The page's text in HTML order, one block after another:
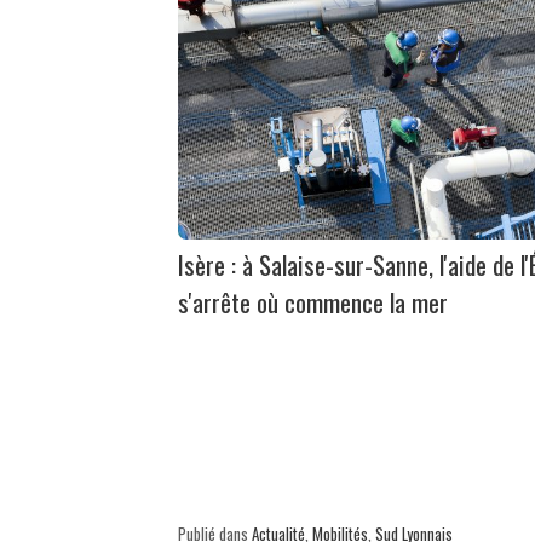
Isère : à Salaise-sur-Sanne, l'aide de
s'arrête où commence la mer
Publié dans Actualité Mobilités Sud Lyonnais